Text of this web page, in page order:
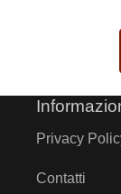
Privacy
Contatti